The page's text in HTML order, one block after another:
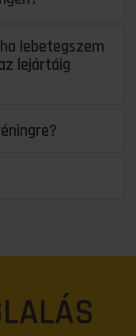
lebetegszem
lejártáig